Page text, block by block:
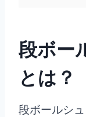
段ボー
とは？
段ボールシ